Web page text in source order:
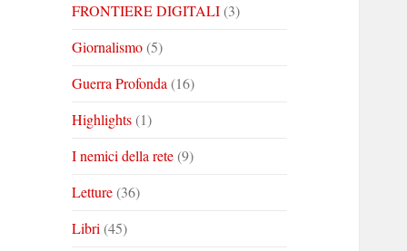
FRONTIERE DIGITALI(3)
Giornalismo(5)
Guerra Profonda (16)
Highlights(1)
I nemici della rete(9)
Letture(36)
Libri (45)